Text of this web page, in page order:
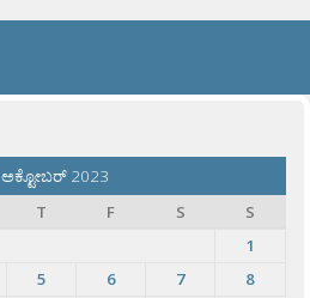
ಅಕ್ಟೋಬರ್ 2023
T F S
S
1
5 6 7
8